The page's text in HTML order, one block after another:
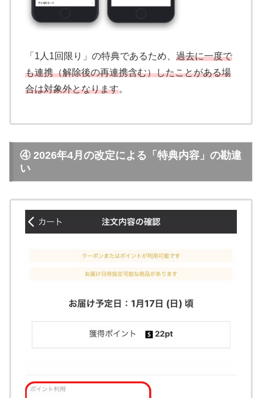
「1人1回限り」の特典であるため、 過去に一度で
も連携（解除後の再連携含む）したことがある場
合は対象外となります。
④ 2026年4月の改定による「特典内容」の勘違
い